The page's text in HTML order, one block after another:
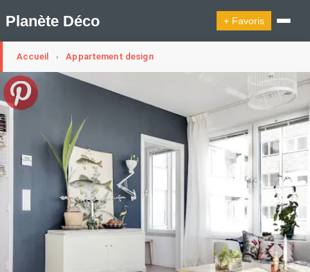
Planète Déco + Favoris
🛍︎ Shop Planète Déco
Appartement Design Cabanes
Decoration Noël
Design Suédois En Quelques Photos
Idées Déco En 10 Photos
La Semaine Décoration Et Design
Maison En Ville
Méli-Mélo Suédois
Publi Reportage
Tendance
Interieurs Scandinaves
La Décoration Selon Votre Signe Astrologique
Les Trouvailles Déco Du Jour
Maison Appartement Écologique
Accueil › Appartement design